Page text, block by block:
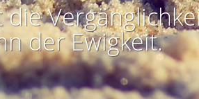
der Ewigkeit.